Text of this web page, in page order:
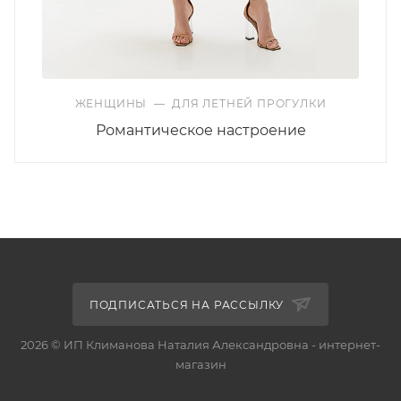
ЖЕНЩИНЫ — ДЛЯ ЛЕТНЕЙ ПРОГУЛКИ
Романтическое настроение
ПОДПИСАТЬСЯ НА РАССЫЛКУ
2026 © ИП Климанова Наталия Александровна - интернет-
магазин